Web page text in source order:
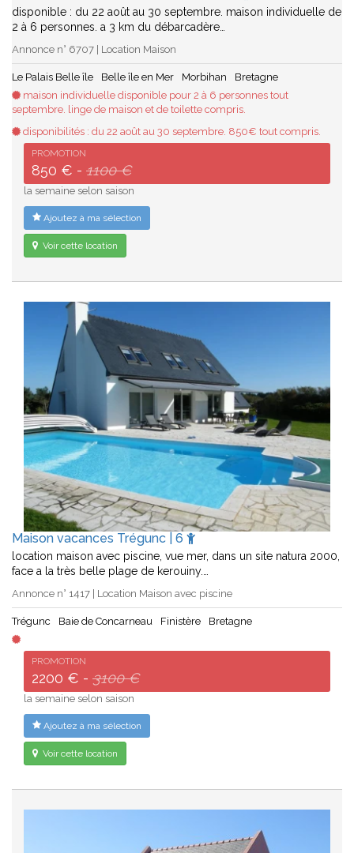
disponible : du 22 août au 30 septembre. maison individuelle de
2 à 6 personnes. a 3 km du débarcadère…
Annonce n° 6707 | Location Maison
Le Palais Belle île Belle île en Mer Morbihan
Bretagne
maison individuelle disponible pour 2 à 6 personnes tout
septembre. linge de maison et de toilette compris.
disponibilités : du 22 août au 30 septembre. 850€ tout compris.
PROMOTION
850 € - 1100 €
la semaine selon saison
Ajoutez à ma sélection
Voir cette location
Maison vacances Trégunc | 6
location maison avec piscine, vue mer, dans un site natura 2000,
face a la très belle plage de kerouiny.…
Annonce n° 1417 | Location Maison avec piscine
Trégunc Baie de Concarneau Finistère Bretagne
PROMOTION
2200 € - 3100 €
la semaine selon saison
Ajoutez à ma sélection
Voir cette location